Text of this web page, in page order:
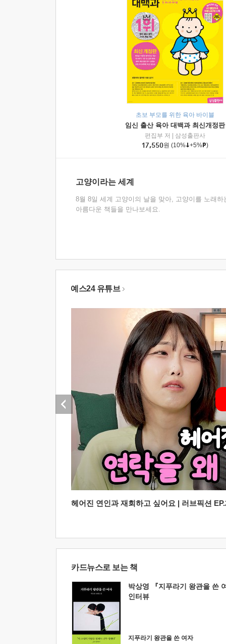
초보 부모를 위한 육아 바이블
임신 출산 육아 대백과 최신개정판
편집부 저
삼성출판사
17,550원 (10% +5% )
고양이라는 세계
8월 8일 세계 고양이의 날을 맞아, 고양이를 노래하
아름다운 책들을 만나보세요.
예스24 유튜브
헤어진 연인과 재회하고 싶어요 | 러브픽션
카드뉴스로 보는 책
박상영 『지푸라기 왕관을 쓴
인터뷰
지푸라기 왕관을 쓴 여자